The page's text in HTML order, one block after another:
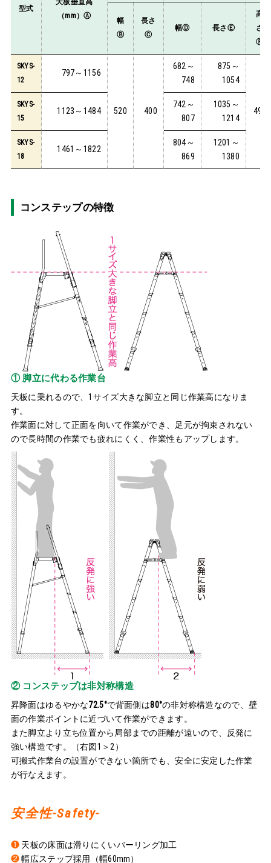
型式
天板垂直高
（mm）Ⓐ
幅
Ⓑ
長さ
Ⓒ
幅Ⓓ 長さⒺ
高
さ
Ⓕ
SKYS-
12
797～1156
520 400
682～
748
875～
1054
490
SKYS-
15
1123～1484
742～
807
1035～
1214
SKYS-
18
1461～1822
804～
869
1201～
1380
コンステップの特徴
① 脚立に代わる作業台
天板に乗れるので、1サイズ大きな脚立と同じ作業高になりま
す。
作業面に対して正面を向いて作業ができ、足元が拘束されない
ので長時間の作業でも疲れにくく、作業性もアップします。
② コンステップは非対称構造
昇降面はゆるやかな72.5°で背面側は80°の非対称構造なので、壁
面の作業ポイントに近づいて作業ができます。
また脚立より立ち位置から局部までの距離が遠いので、反発に
強い構造です。（右図1＞2）
可搬式作業台の設置ができない箇所でも、安全に安定した作業
が行なえます。
安全性-Safety-
❶ 天板の床面は滑りにくいバーリング加工
❷幅広ステップ採用（幅60mm）